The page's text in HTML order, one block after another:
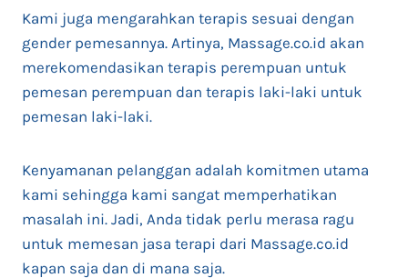
Kami juga mengarahkan terapis sesuai dengan
gender pemesannya. Artinya, Massage.co.id akan
merekomendasikan terapis perempuan untuk
pemesan perempuan dan terapis laki-laki untuk
pemesan laki-laki.
Kenyamanan pelanggan adalah komitmen utama
kami sehingga kami sangat memperhatikan
masalah ini. Jadi, Anda tidak perlu merasa ragu
untuk memesan jasa terapi dari Massage.co.id
kapan saja dan di mana saja.